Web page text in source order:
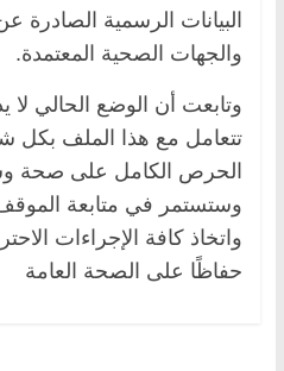
البيانات الرسمية
والجهات الصحية المعتمدة.
وتابعت أن الوضع الحالي لا
تتعامل مع هذا الملف بكل
الحرص الكامل على صحة
وستستمر في متابعة الموقف
واتخاذ كافة الإجراءات
حفاظًا على الصحة العامة